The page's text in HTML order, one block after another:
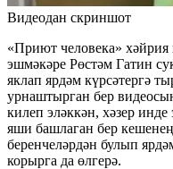
Видеодан скриншот
«Приют человека»
эшмәкәре Рөстәм Гатин
яклап ярдәм күрсәтергә
урнаштырган бер
килеп эләккән, хәзер
яши башлаган бер
беренчеләрдән булып
корырга да өлгерә.